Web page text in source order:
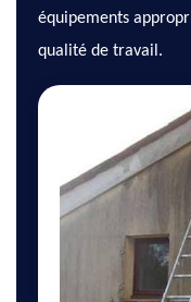
équipements
qualité de travail.